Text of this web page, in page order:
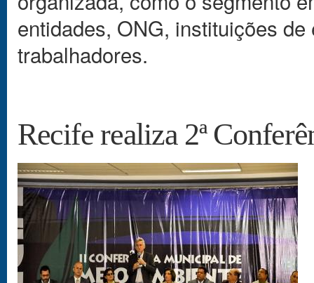
entidades, ONG, instituições
trabalhadores.
Recife realiza 2ª